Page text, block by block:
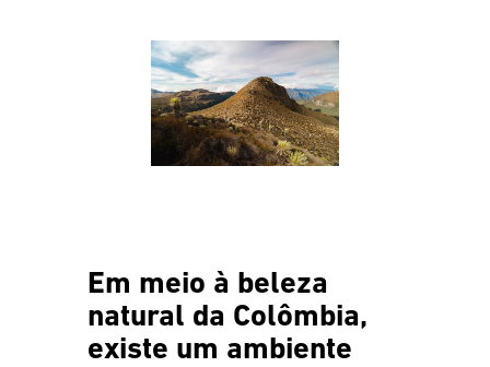
Em meio à beleza
natural da Colômbia,
existe um ambiente